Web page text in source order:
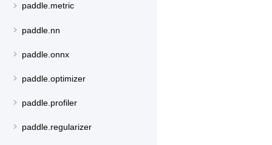
paddle.metric
paddle.nn
paddle.onnx
paddle.optimizer
paddle.profiler
paddle.regularizer